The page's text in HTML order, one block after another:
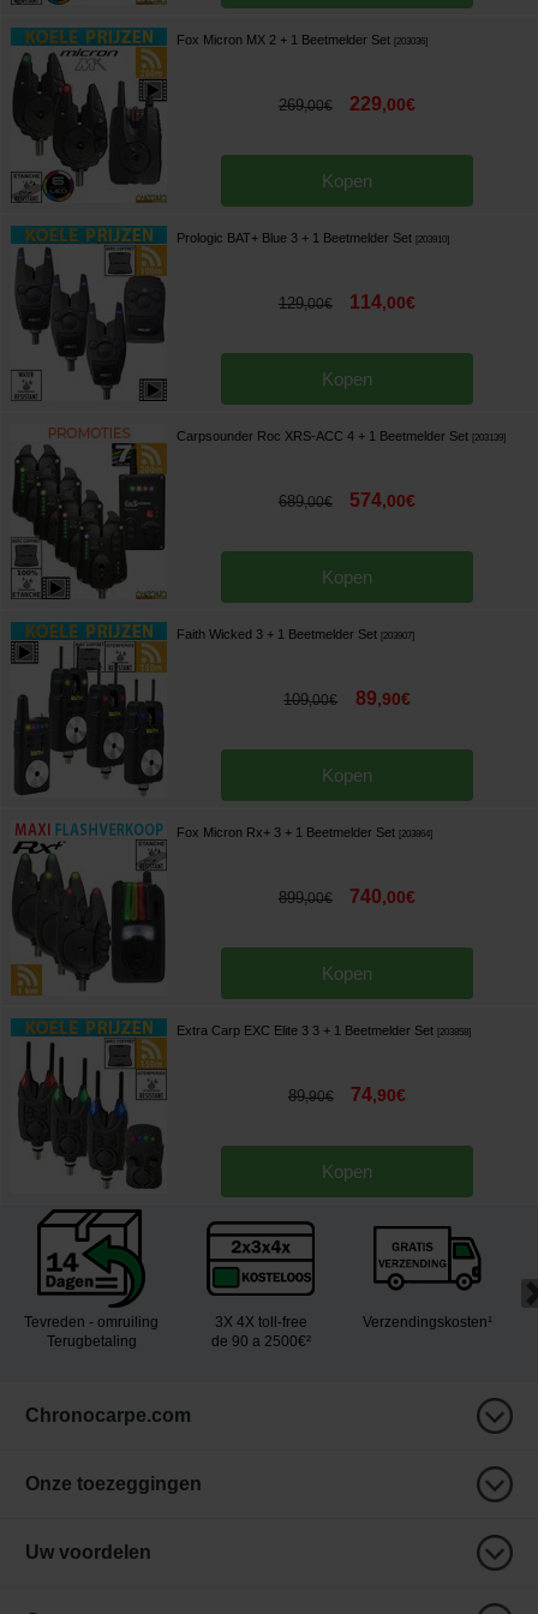
Fox Micron MX 2 + 1 Beetmelder Set 203036]
269,00€ 229,00€
Kopen
Prologic BAT+ Blue 3 + 1 Beetmelder Set 203910]
129,00€ 114,00€
Kopen
Carpsounder Roc XRS-ACC 4 + 1 Beetmelder Set 203139]
689,00€ 574,00€
Kopen
Faith Wicked 3 + 1 Beetmelder Set 203907]
109,00€ 89,90€
Kopen
Fox Micron Rx+ 3 + 1 Beetmelder Set 203864]
899,00€ 740,00€
Kopen
Extra Carp EXC Elite 3 3 + 1 Beetmelder Set 203858]
89,90€ 74,90€
Kopen
Tevreden - omruiling
Terugbetaling
3X 4X toll-free
de 90 a 2500€²
Verzendingskosten¹
Chronocarpe.com
Onze toezeggingen
Uw voordelen